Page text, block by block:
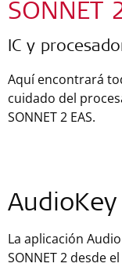
SONNET
IC y
Aquí encontrará
cuidado del
SONNET 2 EAS.
AudioKey
La aplicación
SONNET 2 desde